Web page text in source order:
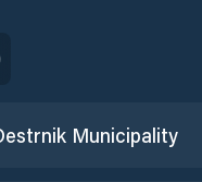
Municipality